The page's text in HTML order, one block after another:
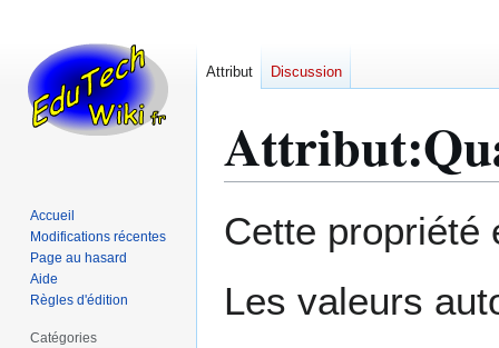
à
navigation
à
recherche
Cette
Les valeurs
Attribut Discussion
Accueil
Modifications récentes
Page au hasard
Aide
Règles d'édition
Catégories